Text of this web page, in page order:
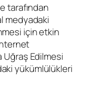
tarafından
medyadaki
için etkin
Uğraş Edilmesi
yükümlülükleri